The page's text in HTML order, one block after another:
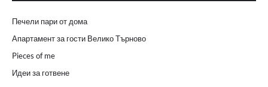
Печели пари от дома
Апартамент за гости Велико Търново
Pieces of me
Идеи за готвене